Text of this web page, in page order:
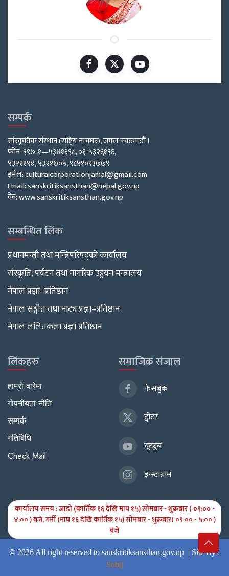
सम्पर्क
सांस्कृतिक संस्थान (राष्ट्रिय नाचघर), जमल काठमाडौं ।
फोन :९९७-१—५३४१३९८, ०१-५३२६१९६,
५३२११९४, ५३२१७०५, ९८५१०९३७७९
इमेल: culturalcorporationjamal@gmail.com
Email: sanskritiksansthan@nepal.gov.np
वेब: www.sanskritiksansthan.gov.np
सम्बन्धित लिंक
प्रधानमन्त्री तथा मन्त्रिपरिषद्को कार्यालय
संस्कृति, पर्यटन तथा नागरिक उड्डयन मन्त्रालय
नेपाल प्रज्ञा–प्रतिष्ठान
नेपाल सङ्गीत तथा नाट्य प्रज्ञा–प्रतिष्ठान
नेपाल ललितकला प्रज्ञा प्रतिष्ठान
लिंकहरु
हाम्रो बारेमा
गोपनीयता नीति
सम्पर्क
गतिबिधि
Check Mail
समाजिक संजाल
फेसबुक
ट्वीटर
यूट्युब
इन्स्टाग्राम
कार्यालय समय : जाडो (कार्तिक १६ देखि माघ १५) सोमबार - शुक्रबार ( ०९:०० -
४:०० ) बजे, गर्मी (माघ १६ देखि कार्तिक १५) सोमबार - शुक्रबार( ०९:०० - ५:०० )
बजे
© 2026 All right reserved to sanskritiksansthan.gov.np | Site By :
Sobij